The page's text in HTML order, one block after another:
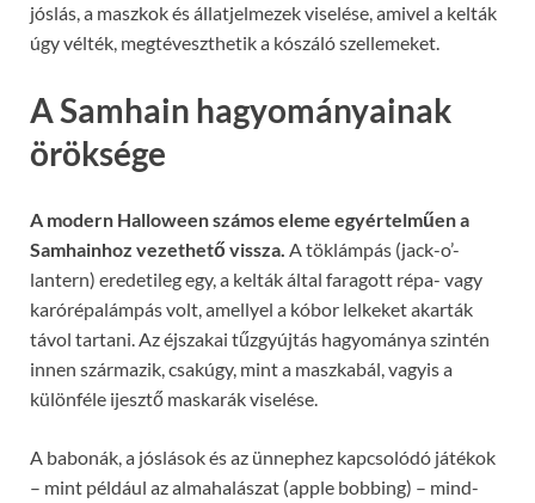
jóslás, a maszkok és állatjelmezek viselése, amivel a kelták
úgy vélték, megtéveszthetik a kószáló szellemeket.
A Samhain hagyományainak
öröksége
A modern Halloween számos eleme egyértelműen a
Samhainhoz vezethető vissza. A töklámpás (jack-o’-
lantern) eredetileg egy, a kelták által faragott répa- vagy
karórépalámpás volt, amellyel a kóbor lelkeket akarták
távol tartani. Az éjszakai tűzgyújtás hagyománya szintén
innen származik, csakúgy, mint a maszkabál, vagyis a
különféle ijesztő maskarák viselése.
A babonák, a jóslások és az ünnephez kapcsolódó játékok
– mint például az almahalászat (apple bobbing) – mind-